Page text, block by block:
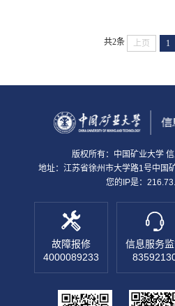
共2条 上页 1
版权所有：中国矿业大学
地址：江苏省徐州市大学路1号中国
您的IP是：
故障报修
4000089233
信息服务